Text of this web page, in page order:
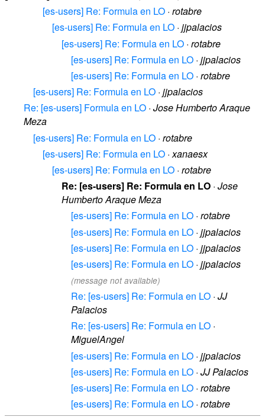
[es-users] Re: Formula en LO · rotabre
[es-users] Re: Formula en LO · jjpalacios
[es-users] Re: Formula en LO · rotabre
[es-users] Re: Formula en LO · jjpalacios
[es-users] Re: Formula en LO · rotabre
[es-users] Re: Formula en LO · jjpalacios
Re: [es-users] Formula en LO · Jose Humberto Araque
Meza
[es-users] Re: Formula en LO · rotabre
[es-users] Re: Formula en LO ·xanaesx
[es-users] Re: Formula en LO · rotabre
Re: [es-users] Re: Formula en LO · Jose
Humberto Araque Meza
[es-users] Re: Formula en LO · rotabre
[es-users] Re: Formula en LO · jjpalacios
[es-users] Re: Formula en LO · jjpalacios
[es-users] Re: Formula en LO · jjpalacios
(message not available)
Re: [es-users] Re: Formula en LO · JJ
Palacios
Re: [es-users] Re: Formula en LO ·
MiguelAngel
[es-users] Re: Formula en LO · jjpalacios
[es-users] Re: Formula en LO · JJ Palacios
[es-users] Re: Formula en LO · rotabre
[es-users] Re: Formula en LO · rotabre